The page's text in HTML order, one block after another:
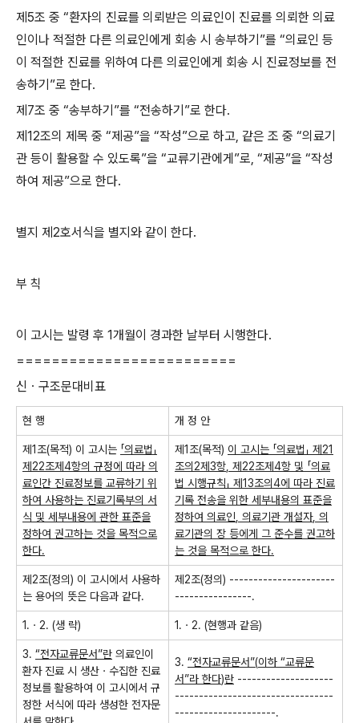
제 5조 중 “환자의 진료를 의뢰받은 의료인이 진료를 의뢰한 의료
인이나 적절한 다른 의료인에게 회송 시 송부하기 ”를 “의료인 등
이 적절한 진료를 위하여 다른 의료인에게 회송 시 진료정보를 전
송하기 ”로 한다.
제 7조 중 “송부하기 ”를 “전송하기 ”로 한다.
제 12조의 제목 중 “제공”을 “작성”으로 하고, 같은 조 중 “의료기
관 등이 활용할 수 있도록”을 “교류기관에게 ”로, “제공”을 “작성
하여 제공”으로 한다.
별지 제 2호서식을 별지와 같이 한다.
부 칙
이 고시는 발령 후 1개월이 경과한 날부터 시행한다.
=========================
신ㆍ구조문대비표
현 행 개 정 안
제1 조(목적) 이 고시는 「의료법 」
제 22조제4항의 규정에 따라 의
료인간 진료정보를 교류하기 위
하여 사용하는 진료기록부의 서
식 및 세부내용에 관한 표준을
정하여 권고하는 것을 목적으로
한다.
제1 조(목적) 이 고시는 「의료법 」 제 21
조의 2제3항 제 22조제4항 및 「의료
법 시행규칙」 제13조의4에 따라 진료
기록 전송을 위한 세부내용의 표준을
정하여 의료인 의료기관 개설자, 의
료기관의 장 등에게 그 준수를 권고하
는 것을 목적으로 한다.
제 2조(정의) 이 고시에서 사용하
는 용어의 뜻은 다음과 같다.
제 2조(정의) ----------------------
----------------.
1. ㆍ 2. (생 략) 1. ㆍ 2. (현행과 같음)
3. “전자교류문서”란 의료인이
환자 진료 시 생산ㆍ수집한 진료
정보를 활용하여 이 고시에서 규
정한 서식에 따라 생성한 전자문
3. “전자교류문서”(이하 “교류문
서”라 한다)란 --------------------
---------------------------------
---------------------.